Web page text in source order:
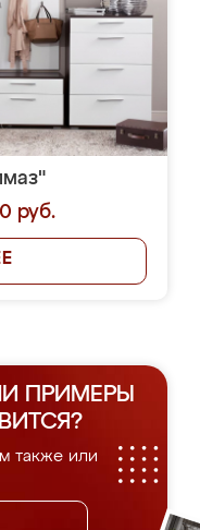
руб.
ПРИМЕРЫ
также или